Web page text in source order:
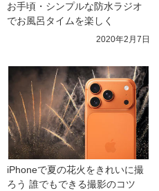
お手頃・シンプルな防水ラジオ
でお風呂タイムを楽しく
2020年2月7日
iPhoneで夏の花火をきれいに撮
ろう 誰でもできる撮影のコツ